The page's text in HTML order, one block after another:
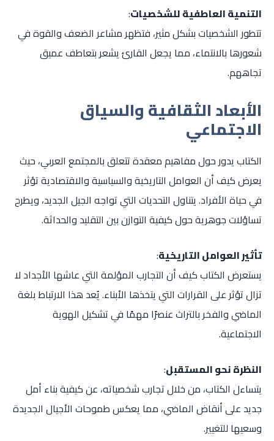
التنمية العاطفية للشخصيات:
تتطور الشخصيات بشكل مثير، فتظهر مشاعر الضعف والقوة في
شعورها بالانتماء، مما يجعل القارئ يشعر بتعاطف عميق
تجاههم.
الأبعاد الثقافية والسياق
الاجتماعي
الكتاب يدور حول مفاهيم معقدة تتعلق بالمجتمع العربي، حيث
يعرض كيف أن العوامل التاريخية والسياسية والاقتصادية تؤثر
في حياة الأفراد. يتناول التحديات التي تواجه الجيل الجديد، ويطرح
تساؤلات جوهرية حول كيفية التوازن بين التقليد والحداثة.
تأثير العوامل التاريخية:
يستعرض الكتاب كيف أن التجارب المؤلمة التي عاشها الأجداد لا
تزال تؤثر على القرارات التي يتخذها الأبناء. يُعد هذا الارتباط بلغة
الماضي والفخر بالتراث عنصرًا مهمًا في تشكيل الهوية
الاجتماعية.
النظرة نحو المستقبل:
يتساءل الكتاب، من خلال تجارب شخصياته، عن كيفية بناء أمل
جديد على أنقاض الماضي، مما يعكس طموحات الأجيال الجديدة
وسعيها للتغيير.